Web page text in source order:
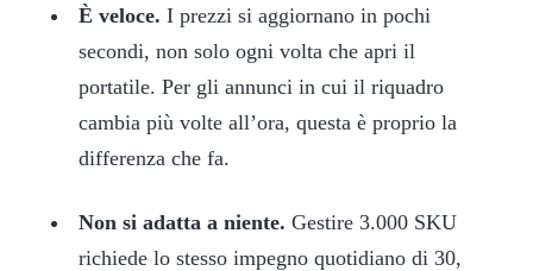
È veloce. I prezzi si aggiornano in pochi
secondi, non solo ogni volta che apri il
portatile. Per gli annunci in cui il riquadro
cambia più volte all’ora, questa è proprio la
differenza che fa.
Non si adatta a niente. Gestire 3.000 SKU
richiede lo stesso impegno quotidiano di 30,